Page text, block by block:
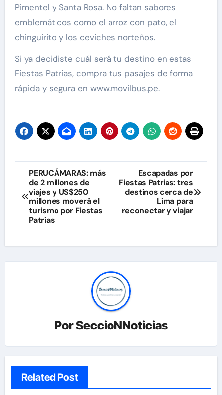
Pimentel y Santa Rosa. No faltan sabores
emblemáticos como el arroz con pato, el
chinguirito y los ceviches norteños.
Si ya decidiste cuál será tu destino en estas
Fiestas Patrias, compra tus pasajes de forma
rápida y segura en www.movilbus.pe.
Navegación
de
entradas
PERUCÁMARAS: más
de 2 millones de
viajes y US$250
millones moverá el
turismo por Fiestas
Patrias
Escapadas por
Fiestas Patrias: tres
destinos cerca de
Lima para
reconectar y viajar
PorSeccioNNoticias
Related Post